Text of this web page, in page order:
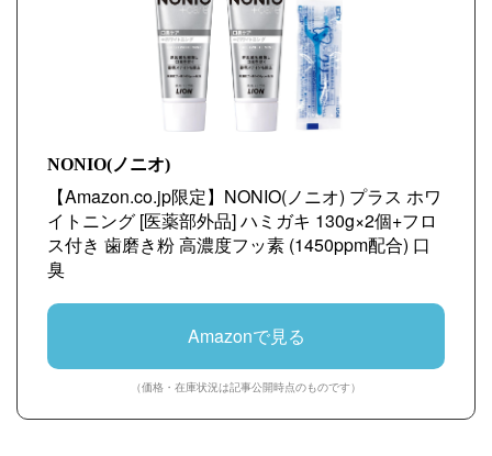
NONIO(ノニオ)
【Amazon.co.jp限定】NONIO(ノニオ) プラス ホワ
イトニング [医薬部外品] ハミガキ 130g×2個+フロ
ス付き 歯磨き粉 高濃度フッ素 (1450ppm配合) 口
臭
Amazonで見る
（価格・在庫状況は記事公開時点のものです）